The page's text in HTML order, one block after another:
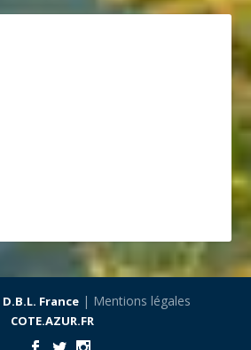
D.B.L. France| Mentions légales
COTE.AZUR.FR